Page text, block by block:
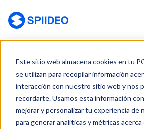
Este sitio web almacena cookies en tu
se utilizan para recopilar información
interacción con nuestro sitio web y nos
recordarte. Usamos esta información
mejorar y personalizar tu experiencia de
para generar analíticas y métricas
Para cada nivel
HOCKEY SOBRE
Con las cámaras deportivas 4K